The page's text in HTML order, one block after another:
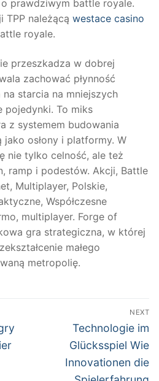
prawdziwym battle royale.
TPP należącą westace casino
royale.
przeszkadza w dobrej
zachować płynność
na starcia na mniejszych
pojedynki. To miks
z systemem budowania
jako osłony i platformy. W
nie tylko celność, ale też
ramp i podestów. Akcji, Battle
Multiplayer, Polskie,
Współczesne
multiplayer. Forge of
gra strategiczna, w której
małego
metropolię.
NEXT
Next
post:
Technologie im
Glücksspiel Wie
Innovationen die